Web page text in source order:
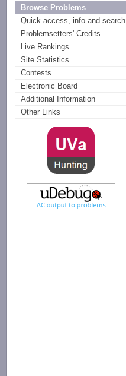
Browse Problems
Quick access, info and search
Problemsetters' Credits
Live Rankings
Site Statistics
Contests
Electronic Board
Additional Information
Other Links